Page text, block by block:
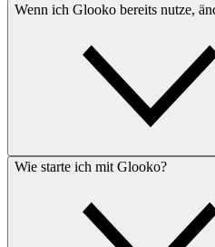
Wenn ich Glooko bereits nutze,
Wie starte ich mit Glooko?